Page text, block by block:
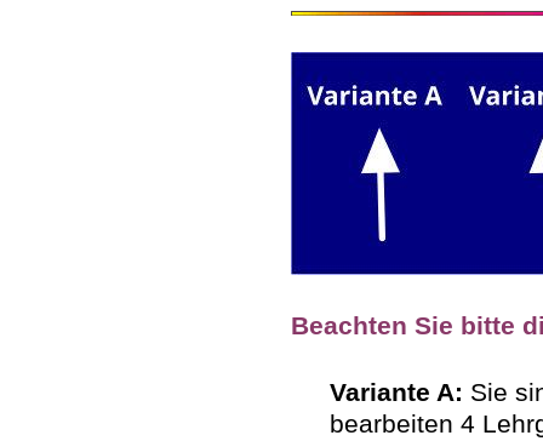
Beachten Sie bitte
Variante A: Sie
bearbeiten 4